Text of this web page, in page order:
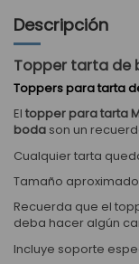
Descripción
Topper tarta de
Toppers para tarta
El topper para tarta
boda son un
Cualquier tarta
Tamaño
Recuerda que el
deba hacer algún
Incluye soporte